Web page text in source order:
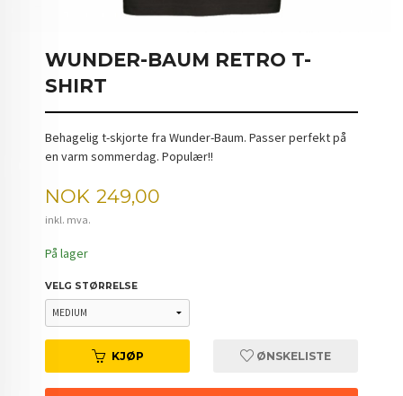
WUNDER-BAUM RETRO T-
SHIRT
Behagelig t-skjorte fra Wunder-Baum. Passer perfekt på
en varm sommerdag. Populær!!
Pris
NOK 249,00
inkl. mva.
På lager
VELG STØRRELSE
KJØP ØNSKELISTE